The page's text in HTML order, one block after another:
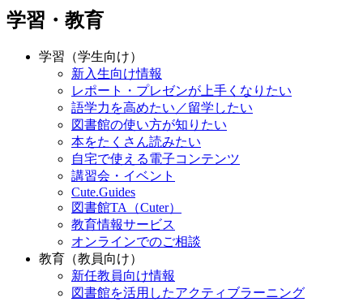
学習・教育
学習（学生向け）
新入生向け情報
レポート・プレゼンが上手くなりたい
語学力を高めたい／留学したい
図書館の使い方が知りたい
本をたくさん読みたい
自宅で使える電子コンテンツ
講習会・イベント
Cute.Guides
図書館TA（Cuter）
教育情報サービス
オンラインでのご相談
教育（教員向け）
新任教員向け情報
図書館を活用したアクティブラーニング